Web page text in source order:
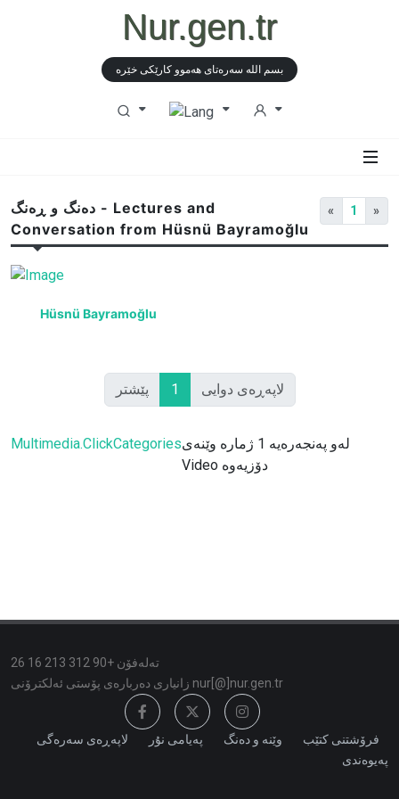
Nur.gen.tr
بسم الله سەرەتای هەموو كارێكی خێرە
دەنگ و ڕەنگ - Lectures and
Conversation from Hüsnü Bayramoğlu
« 1 »
Hüsnü Bayramoğlu
پێشتر 1 لاپەڕەی دوایی
Multimedia.ClickCategoriesلەو پەنجەرەیە 1 ژمارە وێنەی
Video دۆزیەوە
تەلەفۆن +90 312 213 16 26
زانیاری دەربارەی پۆستی ئەلكترۆنی nur[@]nur.gen.tr
لاپەڕەی سەرەگی پەیامی نۇر وێنە و دەنگ
فرۆشتنی کتێب
پەیوەندی